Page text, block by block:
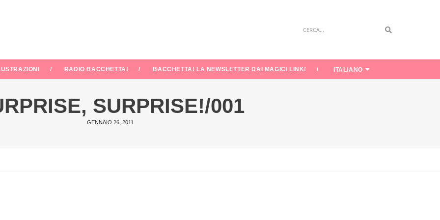
Search
RADIO BACCHETTA! BACCHETTA! LA NEWSLETTER DAI MAGICI LINK! ITALIANO
SURPRISE!/001
GENNAIO 26, 2011